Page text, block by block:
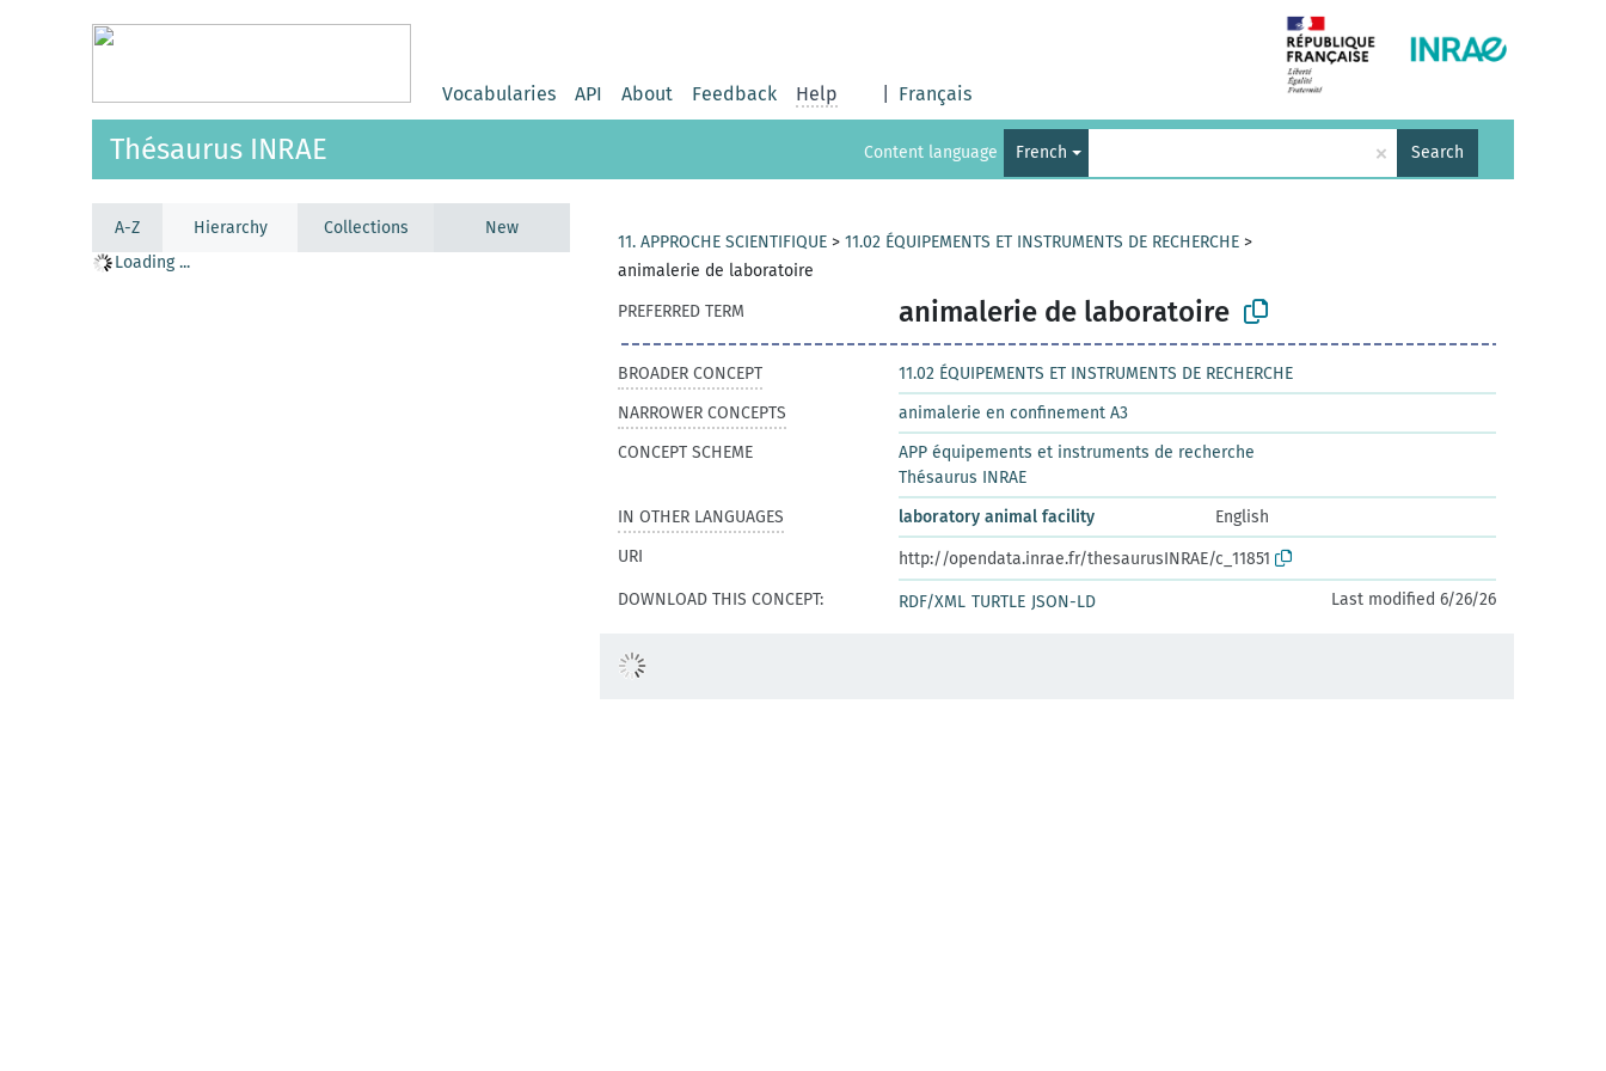
Vocabularies API About Feedback Help Français
Thésaurus INRAE Content language French × Search
A-Z Hierarchy Collections
New
Loading ...
11. APPROCHE SCIENTIFIQUE > 11.02 ÉQUIPEMENTS ET INSTRUMENTS DE RECHERCHE >
animalerie de laboratoire
PREFERRED TERM
animalerie de laboratoire
BROADER CONCEPT
11.02 ÉQUIPEMENTS ET INSTRUMENTS DE RECHERCHE
NARROWER CONCEPTS
animalerie en confinement A3
CONCEPT SCHEME
APP équipements et instruments de recherche
Thésaurus INRAE
IN OTHER LANGUAGES
laboratory animal facility
English
URI
http://opendata.inrae.fr/thesaurusINRAE/c_11851
DOWNLOAD THIS CONCEPT:
RDF/XML TURTLE JSON-LD Last modified 6/26/26